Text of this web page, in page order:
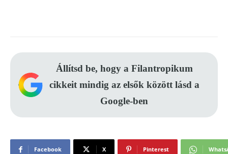
Állítsd be, hogy a Filantropikum
cikkeit mindig az elsők között lásd a
Google-ben
Facebook X Pinterest